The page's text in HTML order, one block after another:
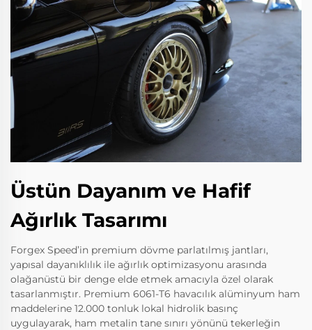
Üstün Dayanım ve Hafif
Ağırlık Tasarımı
Forgex Speed’in premium dövme parlatılmış jantları,
yapısal dayanıklılık ile ağırlık optimizasyonu arasında
olağanüstü bir denge elde etmek amacıyla özel olarak
tasarlanmıştır. Premium 6061-T6 havacılık alüminyum ham
maddelerine 12.000 tonluk lokal hidrolik basınç
uygulayarak, ham metalin tane sınırı yönünü tekerleğin